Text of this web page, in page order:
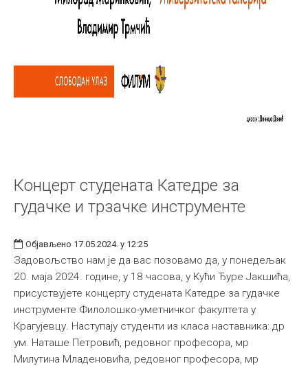
Концерт студената Катедре за
гудачке и трзачке инструменте
Објављено 17.05.2024. у 12:25
Задовољство нам је да вас позовамо да, у понедељак
20. маја 2024. године, у 18 часова, у Кући Ђуре Јакшића,
присуствујете концерту студената Катедре за гудачке
инструменте Филолошко-уметничког факултета у
Крагујевцу. Наступају студенти из класа наставника: др
ум. Наташе Петровић, редовног професора, мр
Милутина Младеновића, редовног професора, мр